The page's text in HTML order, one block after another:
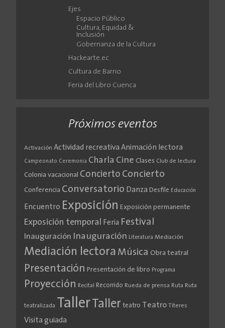
Ejes
Espacio Público
Cultura, Equidad &
Inclusión
Gobernanza de la Cultura
Hackearte.ec
Cultura de Barrio
Feria del Libro Cuenca
Próximos eventos
Activación Actividad recreativa Animación lectora
Campeonato Ceremonia Charla Cine Clases Club de lectura
Colonia vacacional Concierto Concierto
Conferencia Conversatorio Danza Desfile Educación
Encuentro Exposición Exposición permanente
Exposición temporal Feria Festival
Inauguración Inauguración Literatura Mediación
Mediación lectora Música Obra teatral
Presentación Presentación de libro Programa
Proyección Recital Recorrido Rueda de prensa Ruta Ruta
teatralizada Taller Taller teatro Teatro Títeres
Visita guiada